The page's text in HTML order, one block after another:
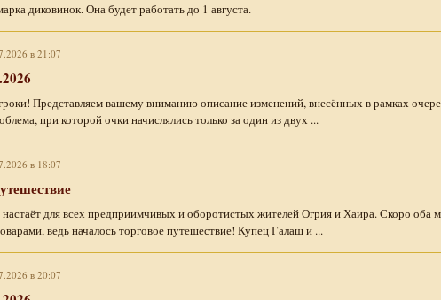
диковинок. Она будет работать до 1 августа.
в 21:07
Представляем вашему вниманию описание изменений, внесённых в рамках
при которой очки начислялись только за один из двух ...
в 18:07
для всех предприимчивых и оборотистых жителей Огрия и Хаира. Скоро оба
ведь началось торговое путешествие! Купец Галаш и ...
в 20:07